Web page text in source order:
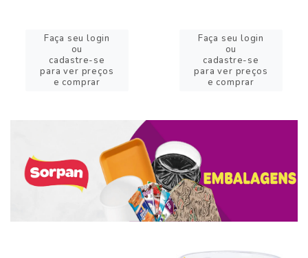
Faça seu login
ou
cadastre-se
para ver preços
e comprar
Faça seu login
ou
cadastre-se
para ver preços
e comprar